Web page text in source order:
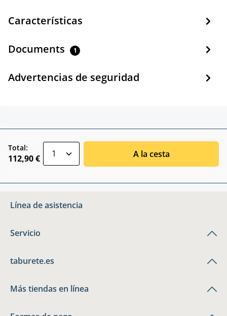
Características
Documents 1
Advertencias de seguridad
Total:
112,90 € A la cesta
Línea de asistencia
Servicio
taburete.es
Más tiendas en línea